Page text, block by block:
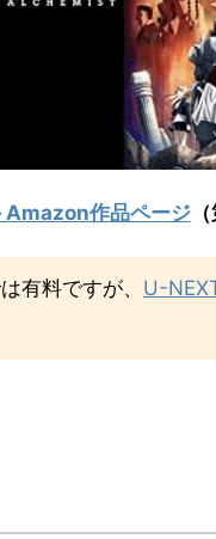
Amazon作品ページ（
有料ですが、 U-